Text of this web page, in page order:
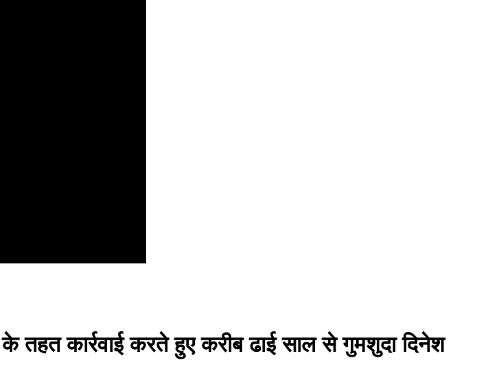
तहत कार्रवाई करते हुए करीब ढाई साल से गुमशुदा दिनेश